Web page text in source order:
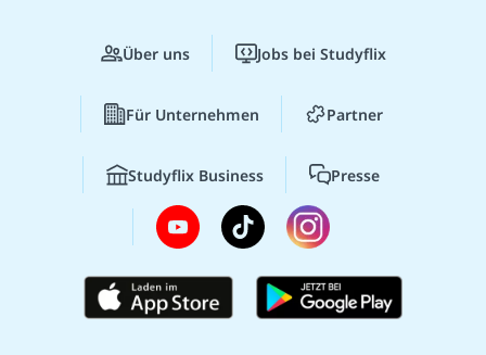
Über uns Jobs bei Studyflix
Für Unternehmen Partner
Studyflix Business Presse